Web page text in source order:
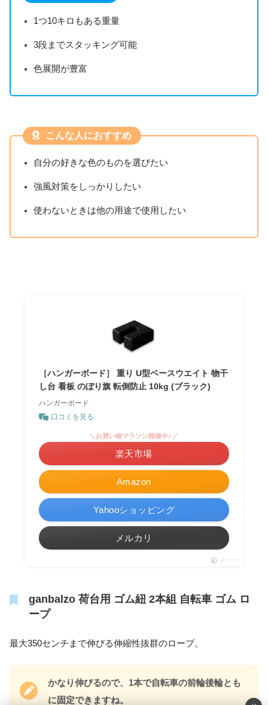
1つ10キロもある重量
3段までスタッキング可能
色展開が豊富
こんな人におすすめ
自分の好きな色のものを選びたい
強風対策をしっかりしたい
使わないときは他の用途で使用したい
［ハンガーボード］ 重り U型ベースウエイト 物干
し台 看板 のぼり旗 転倒防止 10kg (ブラック)
ハンガーボード
口コミを見る
Amazon
＼お買い物マラソン開催中♪／
楽天市場
Yahooショッピング
メルカリ
ポチップ
ganbalzo 荷台用 ゴム紐 2本組 自転車 ゴム ロ
ープ
最大350センチまで伸びる伸縮性抜群のロープ。
かなり伸びるので、1本で自転車の前輪後輪とも
に固定できますね。